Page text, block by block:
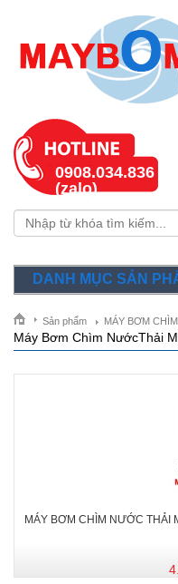
0908.034.836
(zalo)
DANH MỤC SẢN
Sản phẩm MÁY BƠM
Máy Bơm Chìm NướcThải
MÁY BƠM CHÌM NƯỚC THẢI